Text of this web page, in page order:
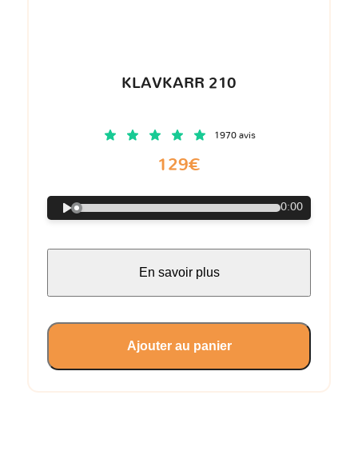
KLAVKARR 210
1970 avis
129€
0:00
En savoir plus
Ajouter au panier